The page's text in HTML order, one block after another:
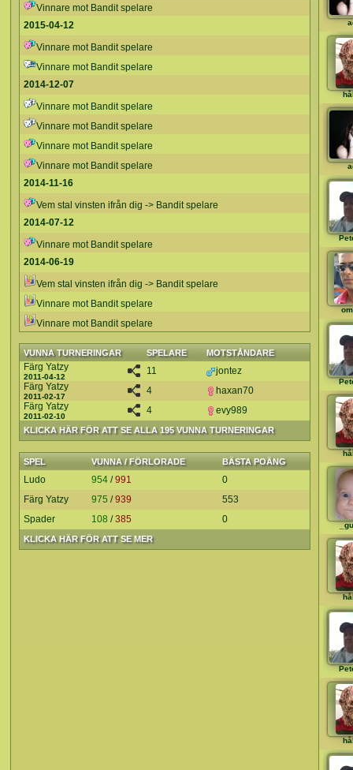
Vinnare mot Bandit spelare
2015-04-12
Vinnare mot Bandit spelare
Vinnare mot Bandit spelare
2014-12-07
Vinnare mot Bandit spelare
Vinnare mot Bandit spelare
Vinnare mot Bandit spelare
Vinnare mot Bandit spelare
2014-11-16
Vem stal vinsten ifrån dig -> Bandit spelare
2014-07-12
Vinnare mot Bandit spelare
2014-06-19
Vem stal vinsten ifrån dig -> Bandit spelare
Vinnare mot Bandit spelare
Vinnare mot Bandit spelare
VUNNA TURNERINGAR SPELARE MOTSTÅNDARE
KLICKA HÄR FÖR ATT SE ALLA 195 VUNNA TURNERINGAR
Färg Yatzy
2011-04-12
11
jontez
Färg Yatzy
2011-02-17
4
haxan70
Färg Yatzy
2011-02-10
4 evy989
SPEL VUNNA / FÖRLORADE BÄSTA POÄNG
KLICKA HÄR FÖR ATT SE MER
Ludo 954 /991
0
Färg Yatzy
975 /939
553
Spader
108 /385 0